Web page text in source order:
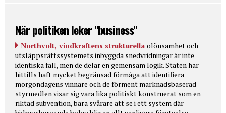
När politiken leker "business"
Northvolt, vindkraftens strukturella olönsamhet och
utsläppsrättssystemets inbyggda snedvridningar är inte
identiska fall, men de delar en gemensam logik. Staten har
hittills haft mycket begränsad förmåga att identifiera
morgondagens vinnare och de förment marknadsbaserad
styrmedlen visar sig vara lika politiskt konstruerat som en
riktad subvention, bara svårare att se i ett system där